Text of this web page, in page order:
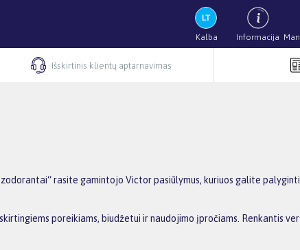
Kalba Informacija
Išskirtinis klientų aptarnavimas
rasite gamintojo Victor pasiūlymus, kuriuos galite
poreikiams, biudžetui ir naudojimo įpročiams. Renkantis